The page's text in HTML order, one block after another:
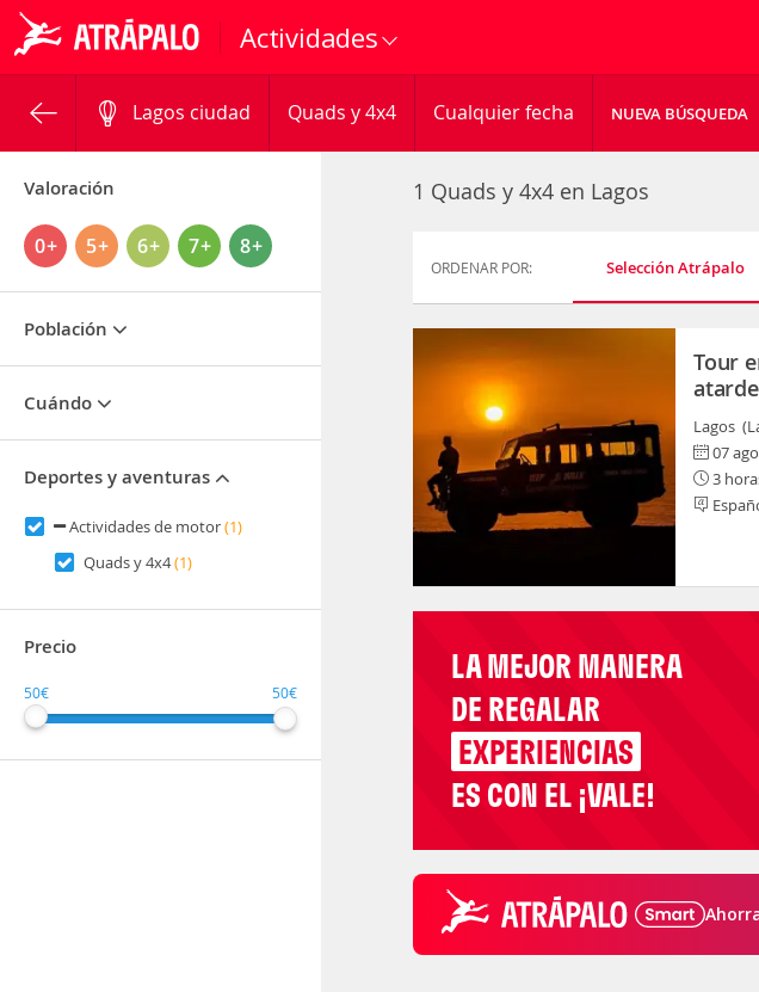
Actividades
Lagos ciudad Quads y 4x4 Cualquier fecha NUEVA BÚSQUEDA
Valoración
0+ 5+ 6+ 7+ 8+
Población
Cuándo
Deportes y aventuras
Actividades de motor(1)
Quads y 4x4(1)
Precio
50€ 50€
1 Quads y 4x4 en Lagos
ORDENAR POR: Selección Atrápalo
Tour
Lagos
07
3
LA MEJOR MANERA
DE REGALAR
EXPERIENCIAS
ES CON EL ¡VALE!